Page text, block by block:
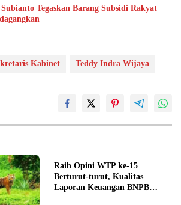
Tegaskan Barang Subsidi Rakyat
Kabinet Teddy Indra Wijaya
Raih Opini WTP ke-15
Berturut-turut, Kualitas
Laporan Keuangan BNPB